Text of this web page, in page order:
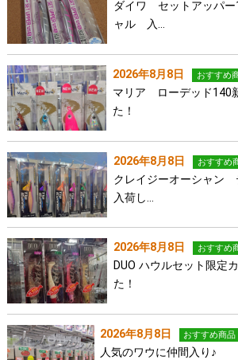
ダイワ セットアッパー
ャル 入…
2026年8月8日 おすすめ
マリア ローデッド140
た！
2026年8月8日 おすすめ
クレイジーオーシャン
入荷し…
2026年8月8日 おすすめ
DUO ハウルセット限定
た！
2026年8月8日 おすすめ商品
人気のワウに仲間入り♪